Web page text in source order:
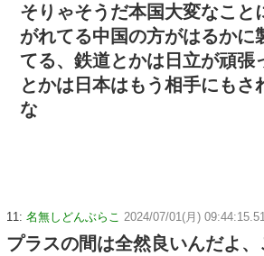
そりゃそうだ本国大変なこと
がれてる中国の方がはるかに
てる、鉄道とかは日立が頑張
とかは日本はもう相手にもさ
な
11: 名無しどんぶらこ 2024/07/01(月)
プラスの間は全然良いんだよ